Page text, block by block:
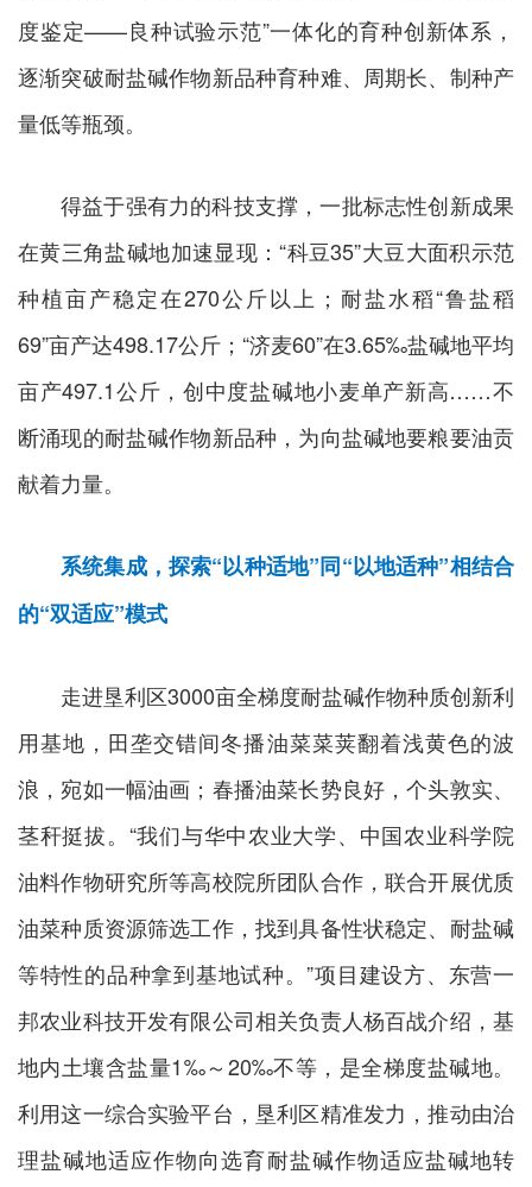
度鉴定——良种试验示范”一体化的育种创新体系，
逐渐突破耐盐碱作物新品种育种难、周期长、制种产
量低等瓶颈。
得益于强有力的科技支撑，一批标志性创新成果
在黄三角盐碱地加速显现：“科豆35”大豆大面积示范
种植亩产稳定在270公斤以上；耐盐水稻“鲁盐稻
69”亩产达498.17公斤；“济麦60”在3.65‰盐碱地平均
亩产497.1公斤，创中度盐碱地小麦单产新高……不
断涌现的耐盐碱作物新品种，为向盐碱地要粮要油贡
献着力量。
系统集成，探索“以种适地”同“以地适种”相结合
的“双适应”模式
走进垦利区3000亩全梯度耐盐碱作物种质创新利
用基地，田垄交错间冬播油菜菜荚翻着浅黄色的波
浪，宛如一幅油画；春播油菜长势良好，个头敦实、
茎秆挺拔。“我们与华中农业大学、中国农业科学院
油料作物研究所等高校院所团队合作，联合开展优质
油菜种质资源筛选工作，找到具备性状稳定、耐盐碱
等特性的品种拿到基地试种。”项目建设方、东营一
邦农业科技开发有限公司相关负责人杨百战介绍，基
地内土壤含盐量1‰～20‰不等，是全梯度盐碱地。
利用这一综合实验平台，垦利区精准发力，推动由治
理盐碱地适应作物向选育耐盐碱作物适应盐碱地转